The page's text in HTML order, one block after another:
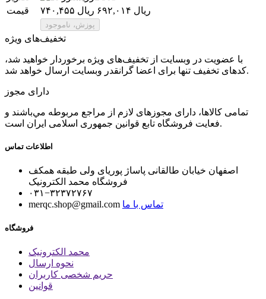
قیمت
۷۴۰,۴۵۵ ریال ۶۹۲,۰۱۴ ریال
تخفیف‌های ویژه
با عضویت در وبسایت از تخفیف‌های ویژه برخوردار خواهید شد،
کدهای تخفیف تنها برای اعضا گرانقدر وبسایت ارسال خواهد شد.
دارای مجوز
تمامی كالاها، دارای مجوزهای لازم از مراجع مربوطه مي‌باشند و
فعایت فروشگاه تابع قوانين جمهوری اسلامی ايران است.
اطلاعات تماس
اصفهان خیابان طالقانی پاساژ پوریای ولی طبقه همکف
فروشگاه محمد الکترونیک
۰۳۱−۳۲۳۷۲۷۶۷
merqc.shop@gmail.com تماس با ما
فروشگاه
محمد الکترونیک
نحوه ارسال
حریم شخصی کاربران
قوانین